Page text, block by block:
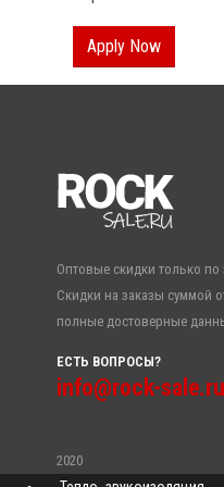
Apply Now
Оптовые скидки только
Скидки на заказы суммой
полные достоверные
ЕСТЬ ВОПРОСЫ?
info@rock-sale.ru
2020